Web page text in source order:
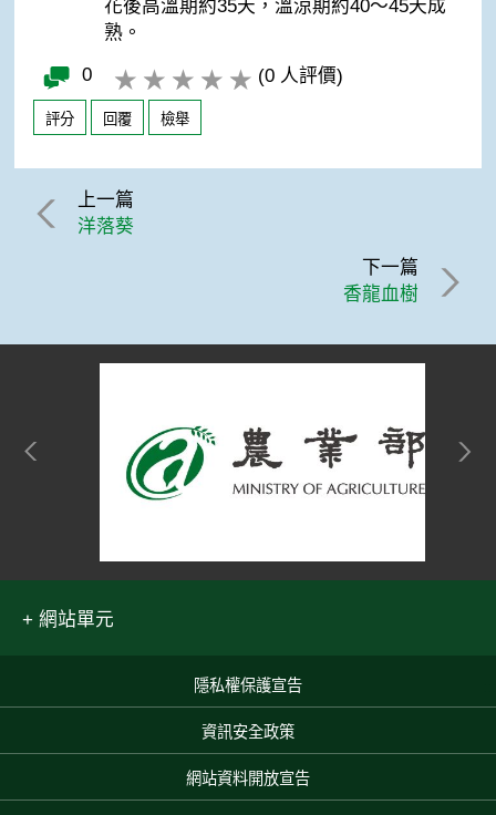
花後高溫期約35天，溫涼期約40～45天成
熟。
0 (0 人評價)
評分 回覆 檢舉
上一篇
洋落葵
下一篇
香龍血樹
網站單元
隱私權保護宣告
資訊安全政策
網站資料開放宣告